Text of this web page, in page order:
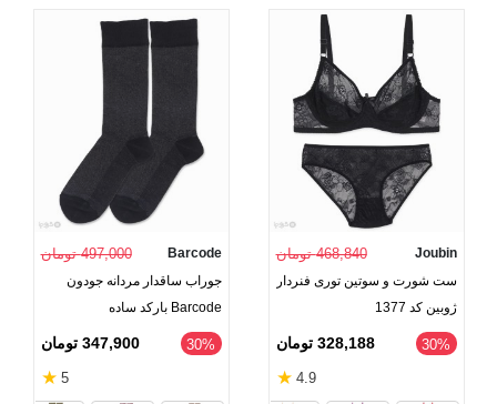
Joubin 468,840 تومان
ست شورت و سوتین توری فنردار
ژوبین کد 1377
‎30% 328,188 تومان
4.9
★
Barcode 497,000 تومان
جوراب ساقدار مردانه جودون
Barcode بارکد ساده
‎30% 347,900 تومان
5
★